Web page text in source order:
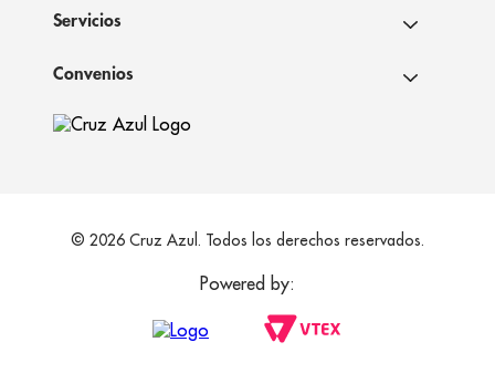
Servicios
Convenios
© 2026 Cruz Azul. Todos los derechos reservados.
Powered by: